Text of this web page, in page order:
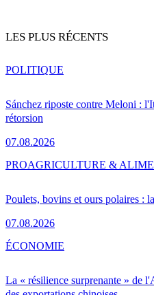
LES PLUS RÉCENTS
Sánchez riposte contre Meloni :
rétorsion
07.08.2026
POLITIQUE
Poulets, bovins et ours polaires :
07.08.2026
PROAGRICULTURE &
La « résilience surprenante » de
ÉCONOMIE